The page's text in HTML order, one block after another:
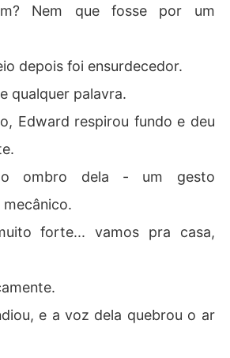
Nem que fosse por um
depois foi ensurdecedor.
qualquer palavra.
Edward respirou fundo e deu
ombro dela - um gesto
forte... vamos pra casa,
e a voz dela quebrou o ar